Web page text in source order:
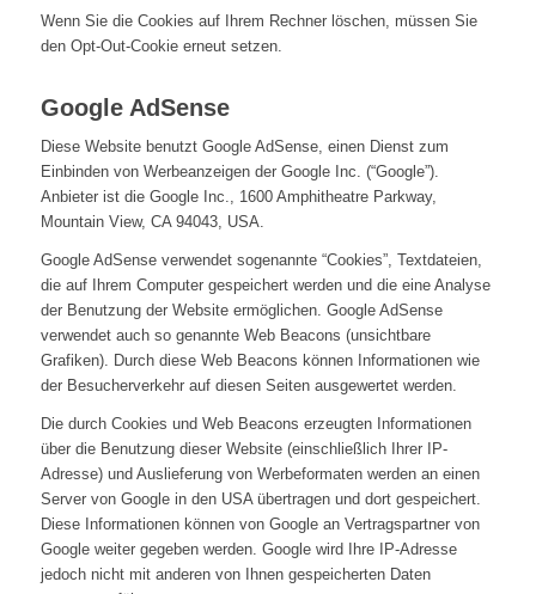
Wenn Sie die Cookies auf Ihrem Rechner löschen, müssen Sie
den Opt-Out-Cookie erneut setzen.
Google AdSense
Diese Website benutzt Google AdSense, einen Dienst zum
Einbinden von Werbeanzeigen der Google Inc. (“Google”).
Anbieter ist die Google Inc., 1600 Amphitheatre Parkway,
Mountain View, CA 94043, USA.
Google AdSense verwendet sogenannte “Cookies”, Textdateien,
die auf Ihrem Computer gespeichert werden und die eine Analyse
der Benutzung der Website ermöglichen. Google AdSense
verwendet auch so genannte Web Beacons (unsichtbare
Grafiken). Durch diese Web Beacons können Informationen wie
der Besucherverkehr auf diesen Seiten ausgewertet werden.
Die durch Cookies und Web Beacons erzeugten Informationen
über die Benutzung dieser Website (einschließlich Ihrer IP-
Adresse) und Auslieferung von Werbeformaten werden an einen
Server von Google in den USA übertragen und dort gespeichert.
Diese Informationen können von Google an Vertragspartner von
Google weiter gegeben werden. Google wird Ihre IP-Adresse
jedoch nicht mit anderen von Ihnen gespeicherten Daten